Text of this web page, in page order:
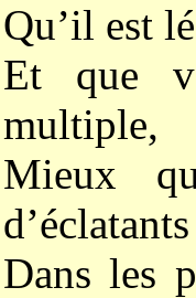
Qu’il est
Et que
multiple,
Mieux
Dans les